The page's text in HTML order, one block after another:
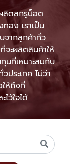
ลิตสกรูน็อต
ทอง เราเป็น
จากลูกค้าทั่ว
จะผลิตสินค้าให้
นที่เหมาะสมกับ
ระเทศ ไม่ว่า
ให้ถึงที่
ไว้ใจได้